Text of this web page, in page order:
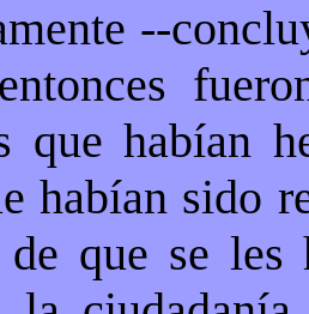
--
que habían
habían sido
que se